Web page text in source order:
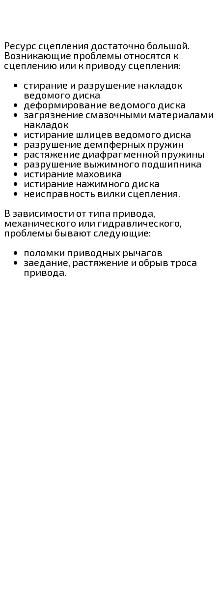
Ресурс сцепления достаточно большой.
Возникающие проблемы относятся к
сцеплению или к приводу сцепления:
стирание и разрушение накладок
ведомого диска
деформирование ведомого диска
загрязнение смазочными материалами
накладок
истирание шлицев ведомого диска
разрушение демпферных пружин
растяжение диафрагменной пружины
разрушение выжимного подшипника
истирание маховика
истирание нажимного диска
неисправность вилки сцепления.
В зависимости от типа привода,
механического или гидравлического,
проблемы бывают следующие:
поломки приводных рычагов
заедание, растяжение и обрыв троса
привода.